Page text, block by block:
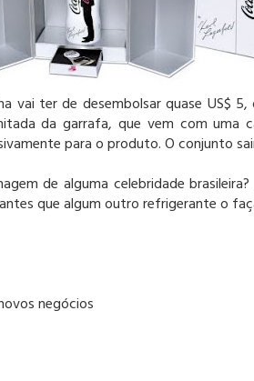
vai ter de desembolsar quase US$
da garrafa, que vem com uma
para o produto. O conjunto
de alguma celebridade
que algum outro refrigerante o
negócios